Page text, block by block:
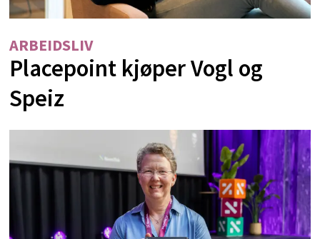
ARBEIDSLIV
Placepoint kjøper Vogl og
Speiz